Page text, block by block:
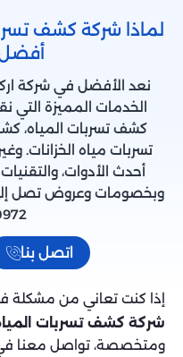
لماذا شركة كشف
أفضل
نعد الأفضل في شركة
الخدمات المميزة التي
كشف تسربات المياه،
تسربات مياه الخزانات.
أحدث الأدوات،
اتصل بنا
إذا كنت تعاني من مشكلة
شركة كشف تسربات
ومتخصصة، تواصل معنا في